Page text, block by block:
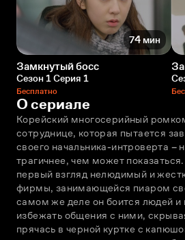
74 мин
Замкнутый босс
Сезон 1 Серия 1
Бесплатно
О сериале
Корейский многосерийный
сотруднице, которая пытается
своего начальника-интроверта –
трагичнее, чем может
первый взгляд нелюдимый и
фирмы, занимающейся пиаром
самом же деле он боится людей и
избежать общения с ними,
прячась в черной куртке с